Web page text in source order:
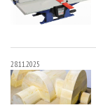
28.11.2025